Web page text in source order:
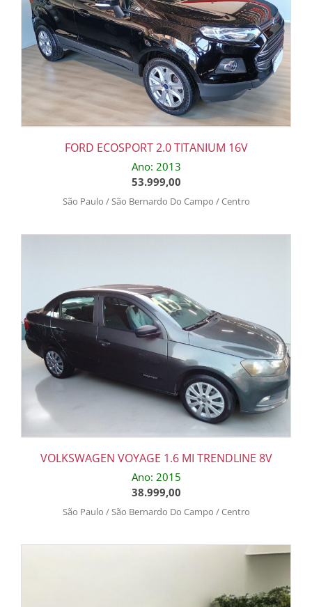
FORD ECOSPORT 2.0 TITANIUM 16V
Ano: 2013
53.999,00
São Paulo / São Bernardo Do Campo / Centro
VOLKSWAGEN VOYAGE 1.6 MI TRENDLINE 8V
Ano: 2015
38.999,00
São Paulo / São Bernardo Do Campo / Centro